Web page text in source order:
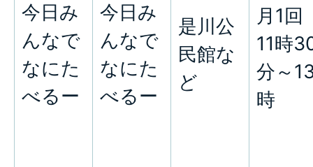
今日み
んなで
なにた
べるー
今日み
んなで
なにた
べるー
是川公
民館な
ど
月1回
11時
分～
時